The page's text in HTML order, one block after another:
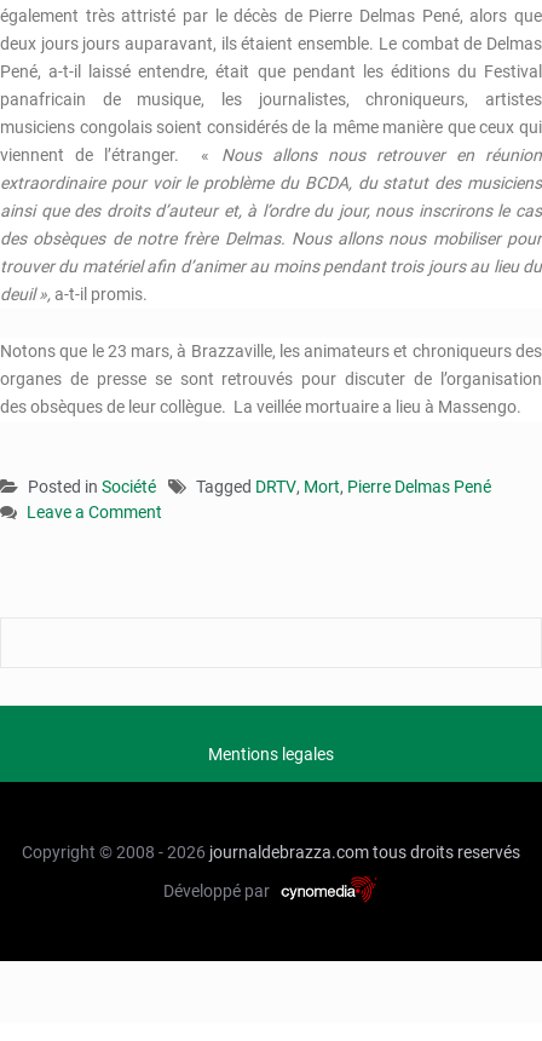
également très attristé par le décès de Pierre Delmas Pené, alors que
deux jours jours auparavant, ils étaient ensemble. Le combat de Delmas
Pené, a-t-il laissé entendre, était que pendant les éditions du Festival
panafricain de musique, les journalistes, chroniqueurs, artistes
musiciens congolais soient considérés de la même manière que ceux qui
viennent de l’étranger. « Nous allons nous retrouver en réunion
extraordinaire pour voir le problème du BCDA, du statut des musiciens
ainsi que des droits d’auteur et, à l’ordre du jour, nous inscrirons le cas
des obsèques de notre frère Delmas. Nous allons nous mobiliser pour
trouver du matériel afin d’animer au moins pendant trois jours au lieu du
deuil »,a-t-il promis.
Notons que le 23 mars, à Brazzaville, les animateurs et chroniqueurs des
organes de presse se sont retrouvés pour discuter de l’organisation
des obsèques de leur collègue. La veillée mortuaire a lieu à Massengo.
Posted in Société Tagged DRTV, Mort, Pierre Delmas Pené
Leave a Comment
Mentions legales
Copyright © 2008 - 2026 journaldebrazza.comtous droits reservés
Développé par